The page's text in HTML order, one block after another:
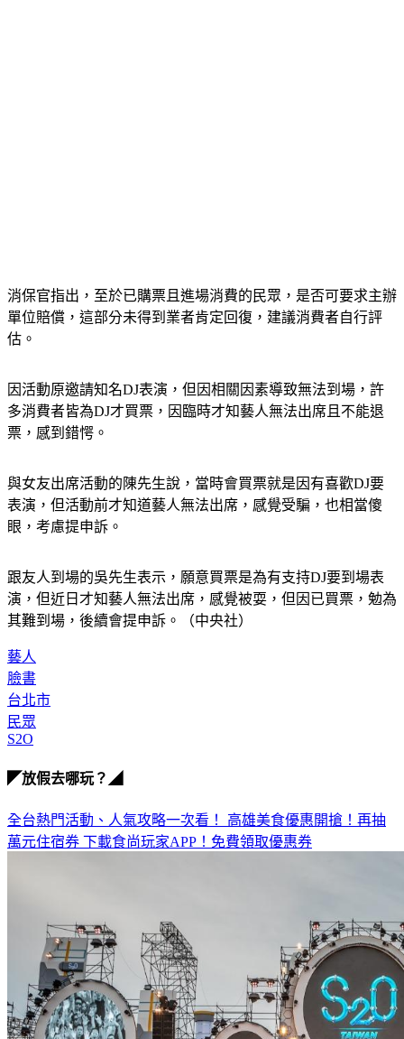
消保官指出，至於已購票且進場消費的民眾，是否可要求主辦
單位賠償，這部分未得到業者肯定回復，建議消費者自行評
估。
因活動原邀請知名DJ表演，但因相關因素導致無法到場，許
多消費者皆為DJ才買票，因臨時才知藝人無法出席且不能退
票，感到錯愕。
與女友出席活動的陳先生說，當時會買票就是因有喜歡DJ要
表演，但活動前才知道藝人無法出席，感覺受騙，也相當傻
眼，考慮提申訴。
跟友人到場的吳先生表示，願意買票是為有支持DJ要到場表
演，但近日才知藝人無法出席，感覺被耍，但因已買票，勉為
其難到場，後續會提申訴。（中央社）
藝人
臉書
台北市
民眾
S2O
◤放假去哪玩？◢
全台熱門活動、人氣攻略一次看！ 高雄美食優惠開搶！再抽
萬元住宿券 下載食尚玩家APP！免費領取優惠券